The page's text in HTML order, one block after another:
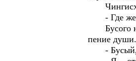
- Где же
Бусого
пение
- Бусый,